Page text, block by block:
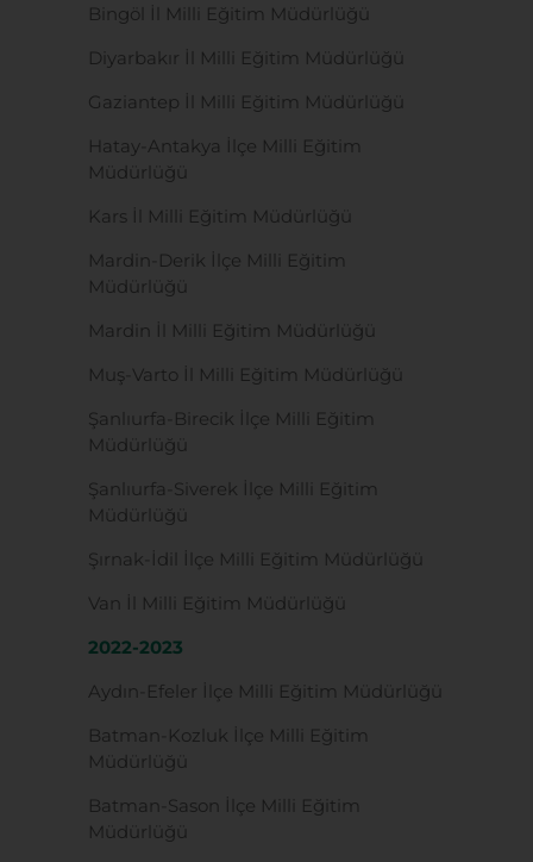
Bingöl İl Milli Eğitim Müdürlüğü
Diyarbakır İl Milli Eğitim Müdürlüğü
Gaziantep İl Milli Eğitim Müdürlüğü
Hatay-Antakya İlçe Milli Eğitim
Müdürlüğü
Kars İl Milli Eğitim Müdürlüğü
Mardin-Derik İlçe Milli Eğitim
Müdürlüğü
Mardin İl Milli Eğitim Müdürlüğü
Muş-Varto İl Milli Eğitim Müdürlüğü
Şanlıurfa-Birecik İlçe Milli Eğitim
Müdürlüğü
Şanlıurfa-Siverek İlçe Milli Eğitim
Müdürlüğü
Şırnak-İdil İlçe Milli Eğitim Müdürlüğü
Van İl Milli Eğitim Müdürlüğü
2022-2023
Aydın-Efeler İlçe Milli Eğitim Müdürlüğü
Batman-Kozluk İlçe Milli Eğitim
Müdürlüğü
Batman-Sason İlçe Milli Eğitim
Müdürlüğü